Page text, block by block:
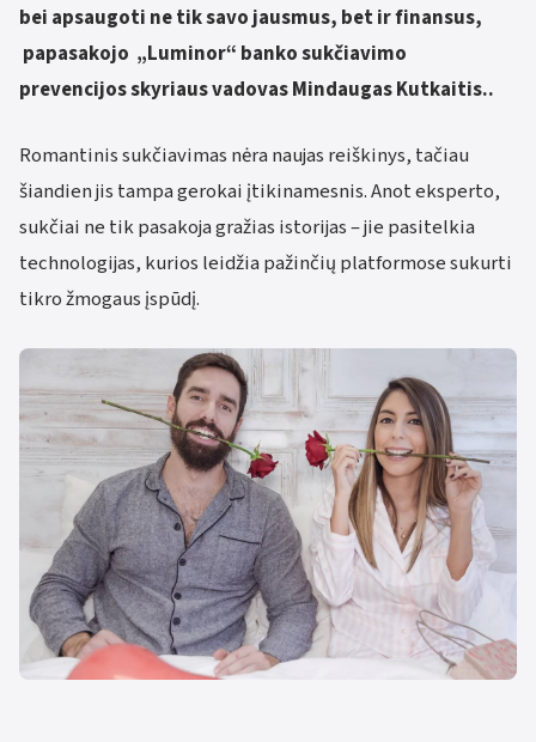
bei apsaugoti ne tik savo jausmus, bet ir finansus,
papasakojo „Luminor“ banko sukčiavimo
prevencijos skyriaus vadovas Mindaugas Kutkaitis..
Romantinis sukčiavimas nėra naujas reiškinys, tačiau
šiandien jis tampa gerokai įtikinamesnis. Anot eksperto,
sukčiai ne tik pasakoja gražias istorijas – jie pasitelkia
technologijas, kurios leidžia pažinčių platformose sukurti
tikro žmogaus įspūdį.